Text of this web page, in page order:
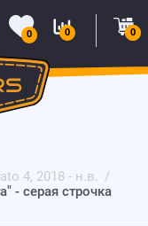
0 0 0
4, 2018 - н.в.
- серая строчка